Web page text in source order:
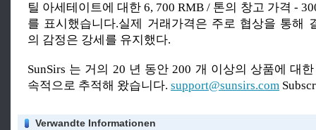
틸 아세테이트에 대한 6, 700 RMB / 톤의 창고 가격 -
를 표시했습니다.실제 거래가격은 주로 협상을 통해
의 감정은 강세를 유지했다.
SunSirs 는 거의 20 년 동안 200 개 이상의 상품에 대
속적으로 추적해 왔습니다. support@sunsirs.com
Verwandte Informationen